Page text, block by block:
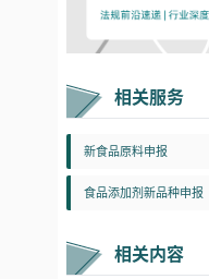
相关服务
新食品原料申报
食品添加剂新品种申报
相关内容